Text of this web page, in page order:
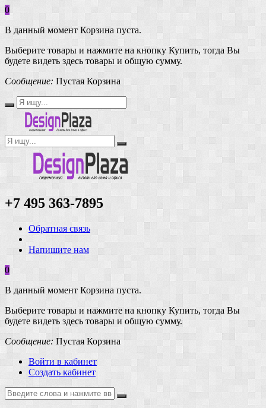
0
В данный момент Корзина пуста.
Выберите товары и нажмите на кнопку Купить, тогда Вы
будете видеть здесь товары и общую сумму.
Сообщение: Пустая Корзина
+7 495 363-7895
Обратная связь
Напишите нам
0
В данный момент Корзина пуста.
Выберите товары и нажмите на кнопку Купить, тогда Вы
будете видеть здесь товары и общую сумму.
Сообщение: Пустая Корзина
Войти в кабинет
Создать кабинет